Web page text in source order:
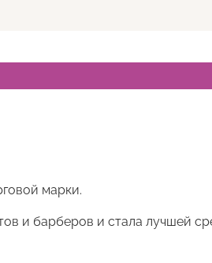
марки.
и барберов и стала лучшей